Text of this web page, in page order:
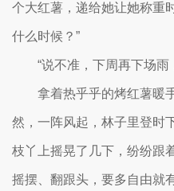
个大红薯，递给她让她称重
什么时候？”
“说不准，下周再下场雨
拿着热乎乎的烤红薯暖手
然，一阵风起，林子里登时
枝丫上摇晃了几下，纷纷跟
摇摆、翻跟头，要多自由就